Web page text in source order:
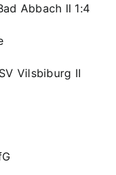
Abbach II 1:4
Vilsbiburg II